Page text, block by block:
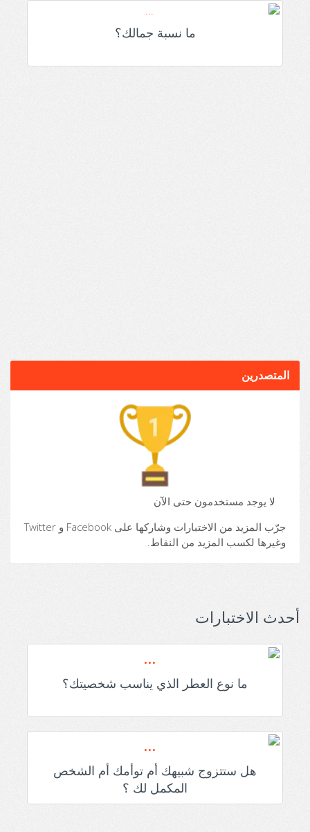
ما نسبة جمالك؟
المتصدرين
لا يوجد مستخدمون حتى الآن
جرّب المزيد من الاختبارات وشاركها على Facebook و Twitter
وغيرها لكسب المزيد من النقاط.
أحدث الاختبارات
ما نوع العطر الذي يناسب شخصيتك؟
هل ستتزوج شبيهك أم توأمك أم الشخص
المكمل لك ؟